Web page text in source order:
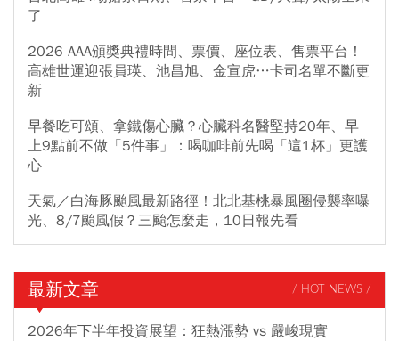
了
2026 AAA頒獎典禮時間、票價、座位表、售票平台！
高雄世運迎張員瑛、池昌旭、金宣虎…卡司名單不斷更
新
早餐吃可頌、拿鐵傷心臟？心臟科名醫堅持20年、早
上9點前不做「5件事」：喝咖啡前先喝「這1杯」更護
心
天氣／白海豚颱風最新路徑！北北基桃暴風圈侵襲率曝
光、8/7颱風假？三颱怎麼走，10日報先看
最新文章 / HOT NEWS /
2026年下半年投資展望：狂熱漲勢 vs 嚴峻現實